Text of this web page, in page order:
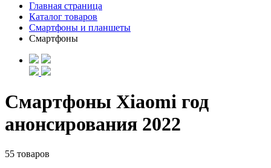
Главная страница
Каталог товаров
Смартфоны и планшеты
Смартфоны
Смартфоны Xiaomi год
анонсирования 2022
55 товаров